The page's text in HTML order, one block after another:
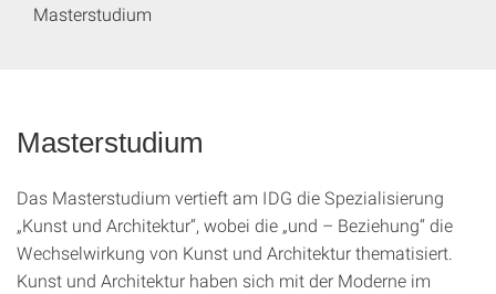
Masterstudium
Masterstudium
Das Masterstudium vertieft am IDG die Spezialisierung
„Kunst und Architektur“, wobei die „und – Beziehung“ die
Wechselwirkung von Kunst und Architektur thematisiert.
Kunst und Architektur haben sich mit der Moderne im